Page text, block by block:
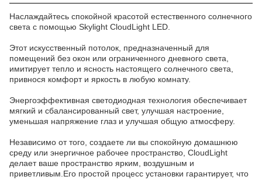
Наслаждайтесь спокойной красотой естественного солнечного
света с помощью Skylight CloudLight LED.
Этот искусственный потолок, предназначенный для
помещений без окон или ограниченного дневного света,
имитирует тепло и ясность настоящего солнечного света,
привнося комфорт и яркость в любую комнату.
Энергоэффективная светодиодная технология обеспечивает
мягкий и сбалансированный свет, улучшая настроение,
уменьшая напряжение глаз и улучшая общую атмосферу.
Независимо от того, создаете ли вы спокойную домашнюю
среду или энергичное рабочее пространство, CloudLight
делает ваше пространство ярким, воздушным и
приветливым.Его простой процесс установки гарантирует, что